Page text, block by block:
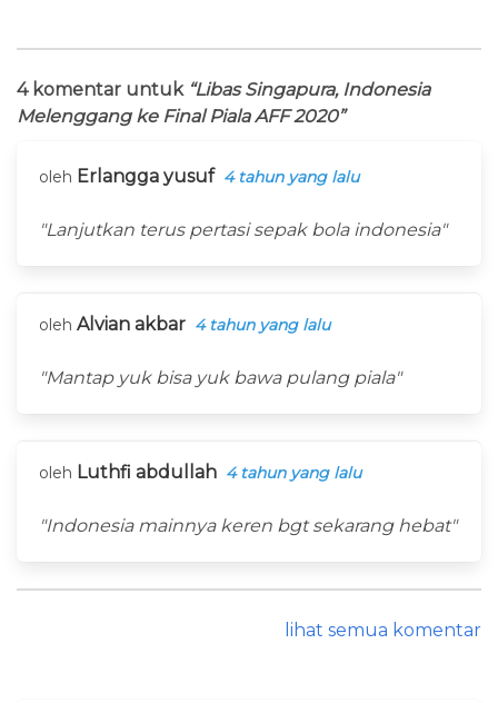
4 komentar untuk “Libas Singapura, Indonesia
Melenggang ke Final Piala AFF 2020”
oleh Erlangga yusuf 4 tahun yang lalu
"Lanjutkan terus pertasi sepak bola indonesia"
oleh Alvian akbar 4 tahun yang lalu
"Mantap yuk bisa yuk bawa pulang piala"
oleh Luthfi abdullah 4 tahun yang lalu
"Indonesia mainnya keren bgt sekarang hebat"
lihat semua komentar